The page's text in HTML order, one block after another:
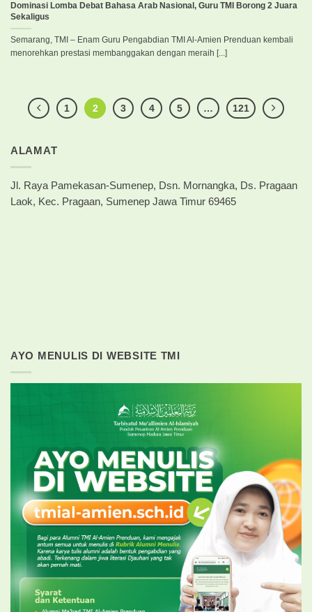
Dominasi Lomba Debat Bahasa Arab Nasional, Guru TMI Borong 2 Juara
Sekaligus
Semarang, TMI – Enam Guru Pengabdian TMI Al-Amien Prenduan kembali
menorehkan prestasi membanggakan dengan meraih [...]
1 2 3 4 5 … 121
ALAMAT
Jl. Raya Pamekasan-Sumenep, Dsn. Mornangka, Ds. Pragaan
Laok, Kec. Pragaan, Sumenep Jawa Timur 69465
AYO MENULIS DI WEBSITE TMI